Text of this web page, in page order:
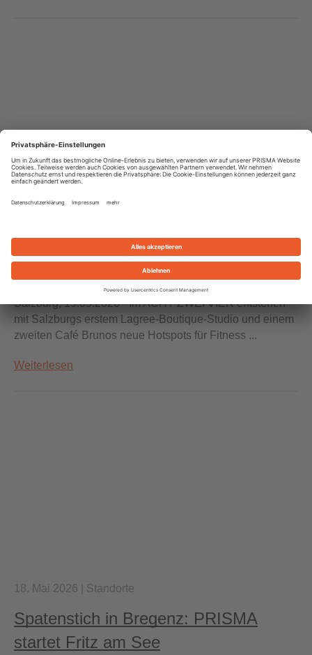
The Lagree Lab eröffnet im ACHT
Salzburg, 19.05.2026 - Im ACHT ZWEI VIER entstehen
mit Salzburgs erstem Lagree-Boutique-Studio und einem
zweiten Café Brunos neue Hotspots für Fitness ...
Weiterlesen
18. Mai 2026 Standorte
Spatenstich in Bregenz: PRISMA
startet Fritz am See